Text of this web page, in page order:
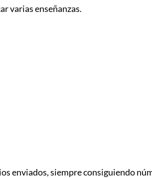
varias enseñanzas.
enviados, siempre consiguiendo